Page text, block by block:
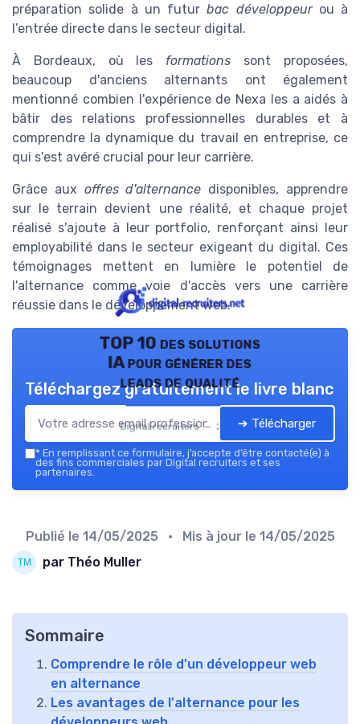
préparation solide à un futurbac développeurou à
l’entrée directe dans le secteur digital.
À Bordeaux, où les formations sont proposées,
beaucoup d'anciens alternants ont également
mentionné combien l'expérience de Nexa les a aidés à
bâtir des relations professionnelles durables et à
comprendre la dynamique du travail en entreprise, ce
qui s'est avéré crucial pour leur carrière.
Grâce aux offres d'alternance disponibles, apprendre
sur le terrain devient une réalité, et chaque projet
réalisé s'ajoute à leur portfolio, renforçant ainsi leur
employabilité dans le secteur exigeant du digital. Ces
témoignages mettent en lumière le potentiel de
l'alternance comme voie d'accès vers une carrière
réussie dans le développement web.
TOP 10 des solutions
IA pour générer des
leads de qualité
Digital recruiters — 2026
Téléchargez gratuitement le livre blanc
➔ Télécharger
* En remplissant ce formulaire, j’accepte d’être contacté(e) à
des fins commerciales par Digital recruiters et ses
partenaires.
Publié le 14/05/2025 • Mis à jour le 14/05/2025
par Théo Muller
Sommaire
Comprendre le rôle d'un développeur web
en alternance
Les avantages de l'alternance pour les